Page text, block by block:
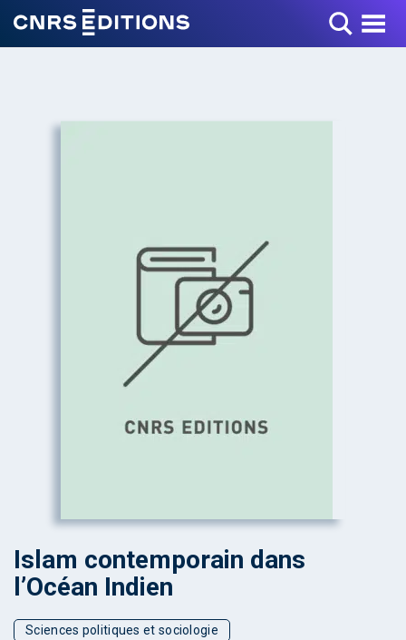
Toggle Menu
Islam contemporain dans
l’Océan Indien
Sciences politiques et sociologie